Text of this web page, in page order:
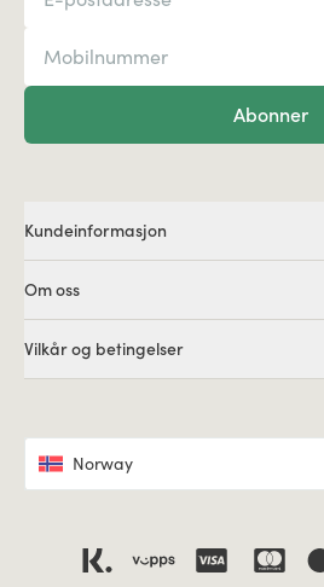
Abonner
Kundeinformasjon
Om oss
Vilkår og betingelser
Norway